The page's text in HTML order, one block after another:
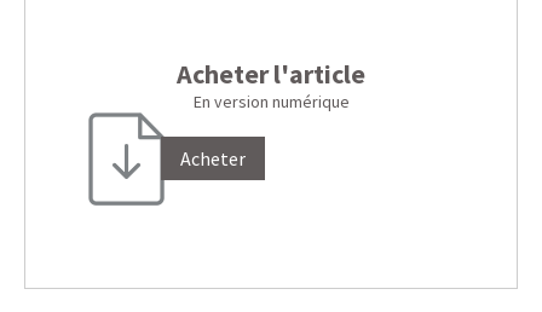
Acheter l'article
En version numérique
Acheter